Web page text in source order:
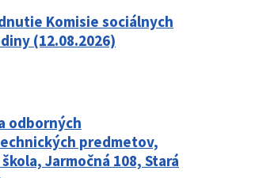
Komisie sociálnych
(12.08.2026)
odborných
predmetov,
Jarmočná 108, Stará